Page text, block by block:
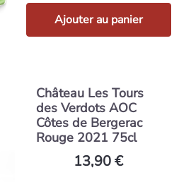
Ajouter au panier
Château Les Tours
des Verdots AOC
Côtes de Bergerac
Rouge 2021 75cl
13,90 €